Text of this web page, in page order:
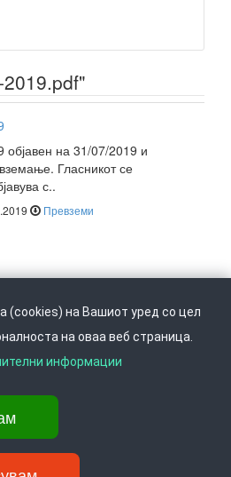
објавен на 31/07/2019 и
Гласникот се
с..
Превземи
Следете не на
Беко на 1-виот кат, 1000 Скопје,
+389 2 3137 149 |
(cookies) на Вашиот уред со цел
на оваа веб страница.
информации